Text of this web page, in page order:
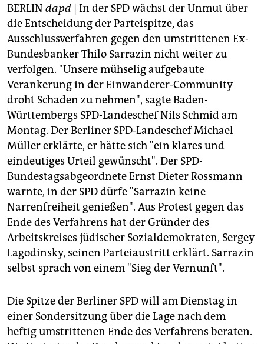
fragen & hilfe
unterstützen
abo
genossenschaft
epaper login
BERLIN dapd | In der SPD wächst der Unmut über
die Entscheidung der Parteispitze, das
Ausschlussverfahren gegen den umstrittenen Ex-
Bundesbanker Thilo Sarrazin nicht weiter zu
verfolgen. "Unsere mühselig aufgebaute
Verankerung in der Einwanderer-Community
droht Schaden zu nehmen", sagte Baden-
Württembergs SPD-Landeschef Nils Schmid am
Montag. Der Berliner SPD-Landeschef Michael
Müller erklärte, er hätte sich "ein klares und
eindeutiges Urteil gewünscht". Der SPD-
Bundestagsabgeordnete Ernst Dieter Rossmann
warnte, in der SPD dürfe "Sarrazin keine
Narrenfreiheit genießen". Aus Protest gegen das
Ende des Verfahrens hat der Gründer des
Arbeitskreises jüdischer Sozialdemokraten, Sergey
Lagodinsky, seinen Parteiaustritt erklärt. Sarrazin
selbst sprach von einem "Sieg der Vernunft".
Die Spitze der Berliner SPD will am Dienstag in
einer Sondersitzung über die Lage nach dem
heftig umstrittenen Ende des Verfahrens beraten.